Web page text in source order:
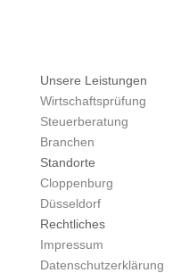
Unsere Leistungen
Wirtschaftsprüfung
Steuerberatung
Branchen
Standorte
Cloppenburg
Düsseldorf
Rechtliches
Impressum
Datenschutzerklärung